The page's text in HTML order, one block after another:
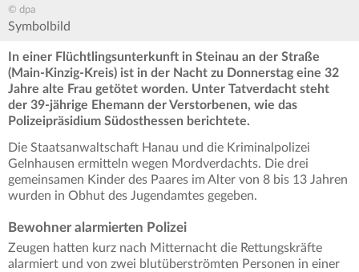
© dpa
Symbolbild
In einer Flüchtlingsunterkunft in Steinau an der Straße
(Main-Kinzig-Kreis) ist in der Nacht zu Donnerstag eine 32
Jahre alte Frau getötet worden. Unter Tatverdacht steht
der 39-jährige Ehemann der Verstorbenen, wie das
Polizeipräsidium Südosthessen berichtete.
Die Staatsanwaltschaft Hanau und die Kriminalpolizei
Gelnhausen ermitteln wegen Mordverdachts. Die drei
gemeinsamen Kinder des Paares im Alter von 8 bis 13 Jahren
wurden in Obhut des Jugendamtes gegeben.
Bewohner alarmierten Polizei
Zeugen hatten kurz nach Mitternacht die Rettungskräfte
alarmiert und von zwei blutüberströmten Personen in einer